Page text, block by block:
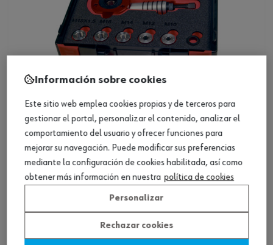
Set de cilindros mecadráulicos, 7 piezas
Ver producto
Información sobre cookies
Este sitio web emplea cookies propias y de terceros para
gestionar el portal, personalizar el contenido, analizar el
comportamiento del usuario y ofrecer funciones para
mejorar su navegación. Puede modificar sus preferencias
mediante la configuración de cookies habilitada, así como
obtener más información en nuestra política de cookies
Personalizar
Rechazar cookies